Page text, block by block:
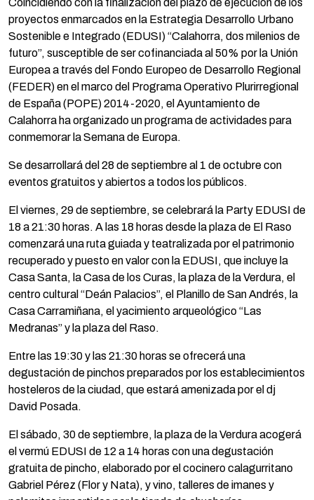
proyectos enmarcados en la Estrategia Desarrollo Urbano
Sostenible e Integrado (EDUSI) “Calahorra, dos milenios de
futuro”, susceptible de ser cofinanciada al 50% por la Unión
Europea a través del Fondo Europeo de Desarrollo Regional
(FEDER) en el marco del Programa Operativo Plurirregional
de España (POPE) 2014-2020, el Ayuntamiento de
Calahorra ha organizado un programa de actividades para
conmemorar la Semana de Europa.
Se desarrollará del 28 de septiembre al 1 de octubre con
eventos gratuitos y abiertos a todos los públicos.
El viernes, 29 de septiembre, se celebrará la Party EDUSI de
18 a 21:30 horas. A las 18 horas desde la plaza de El Raso
comenzará una ruta guiada y teatralizada por el patrimonio
recuperado y puesto en valor con la EDUSI, que incluye la
Casa Santa, la Casa de los Curas, la plaza de la Verdura, el
centro cultural “Deán Palacios”, el Planillo de San Andrés, la
Casa Carramiñana, el yacimiento arqueológico “Las
Medranas” y la plaza del Raso.
Entre las 19:30 y las 21:30 horas se ofrecerá una
degustación de pinchos preparados por los establecimientos
hosteleros de la ciudad, que estará amenizada por el dj
David Posada.
El sábado, 30 de septiembre, la plaza de la Verdura acogerá
el vermú EDUSI de 12 a 14 horas con una degustación
gratuita de pincho, elaborado por el cocinero calagurritano
Gabriel Pérez (Flor y Nata), y vino, talleres de imanes y